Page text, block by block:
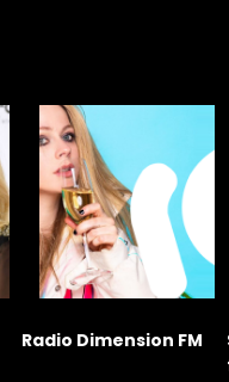
Radio Dimension FM